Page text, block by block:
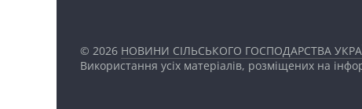
© 2026 НОВИНИ СІЛЬСЬКОГО ГОСПОДАРСТВА
Використання усіх матеріалів, розміщених на